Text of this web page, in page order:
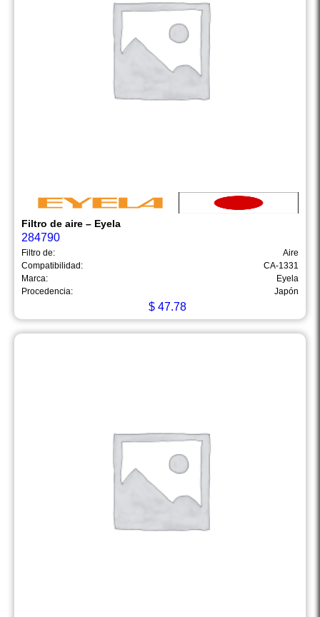
Filtro de aire – Eyela
284790
Filtro de:
Aire
Compatibilidad:
CA-1331
Marca:
Eyela
Procedencia:
Japón
$47.78